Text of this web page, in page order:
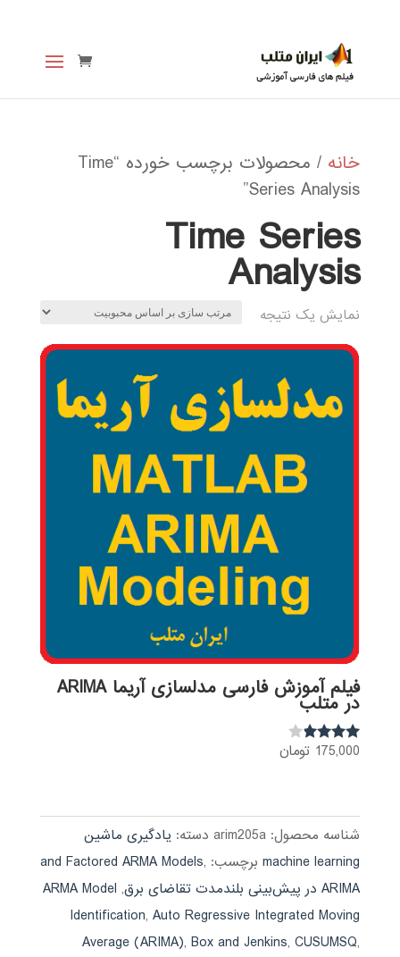
خانه
/ محصولات برچسب خورده “Time
Series Analysis”
Time Series
Analysis
نمایش یک نتیجه
فیلم آموزش فارسی مدلسازی آریما ARIMA
در متلب
نمره
175,000 تومان
شناسه محصول: arim205a دسته: یادگیری ماشین
machine learning برچسب: and Factored ARMA Models,
ARIMA در پیش‌بینی بلندمدت تقاضای برق
,
ARMA Model
Identification,Auto Regressive Integrated Moving
Average (ARIMA),Box and Jenkins,CUSUMSQ,